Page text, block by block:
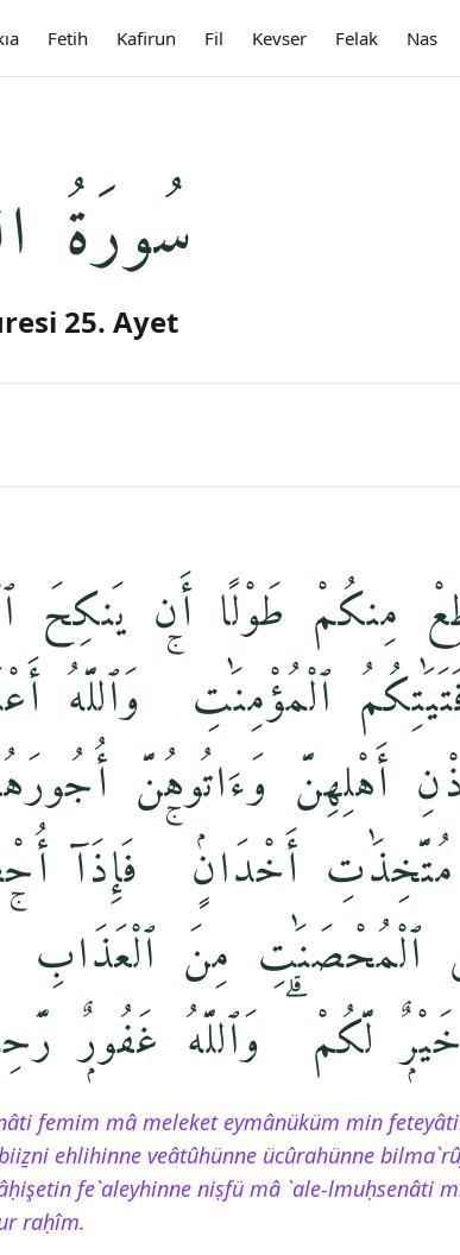
Fetih Kafirun Fil Kevser Felak Nas
سُورَةُ
25. Ayet
مِنكُمْ طَوْلًا أَن
ٱلْمُؤْمِنَٰتِ
أَهْلِهِنَّ وَءَاتُوهُنَّ
أَخْدَانٍۢ ۚ فَإِذَآ
ٱلْمُحْصَنَٰتِ مِنَ ٱلْعَذَابِ
لَّكُمْ ۗ وَٱللَّهُ غَفُورٌۭ
femim mâ meleket eymânüküm min
ehlihinne veâtûhünne ücûrahünne
fe`aleyhinne niṣfü mâ `ale-lmuḥsenâti
raḥîm.